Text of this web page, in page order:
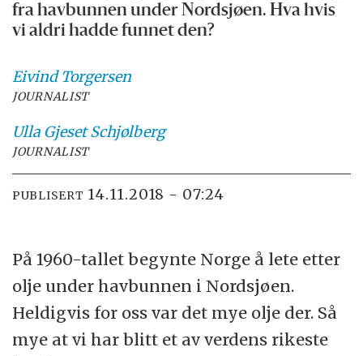
fra havbunnen under Nordsjøen. Hva hvis
vi aldri hadde funnet den?
Eivind Torgersen
JOURNALIST
Ulla Gjeset Schjølberg
JOURNALIST
PUBLISERT 14.11.2018 - 07:24
På 1960-tallet begynte Norge å lete etter
olje under havbunnen i Nordsjøen.
Heldigvis for oss var det mye olje der. Så
mye at vi har blitt et av verdens rikeste